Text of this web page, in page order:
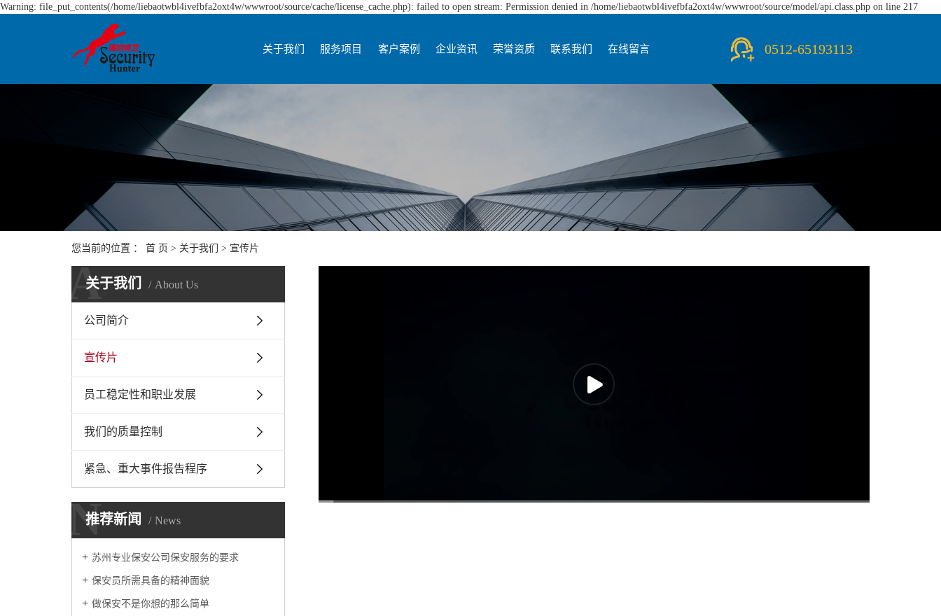
Warning: file_put_contents(/home/liebaotwbl4ivefbfa2oxt4w/wwwroot/source/cache/license_cache.php): failed to open stream: Permission denied in /home/liebaotwbl4ivefbfa2oxt4w/wwwroot/source/model/api.class.php on line 217
关于我们 服务项目 客户案例 企业资讯 荣誉资质 联系我们 在线留言 0512-65193113
您当前的位置 ： 首 页 > 关于我们 > 宣传片
关于我们 About Us
A
公司简介
宣传片
员工稳定性和职业发展
我们的质量控制
紧急、重大事件报告程序
推荐新闻 News
N
苏州专业保安公司保安服务的要求
保安员所需具备的精神面貌
做保安不是你想的那么简单